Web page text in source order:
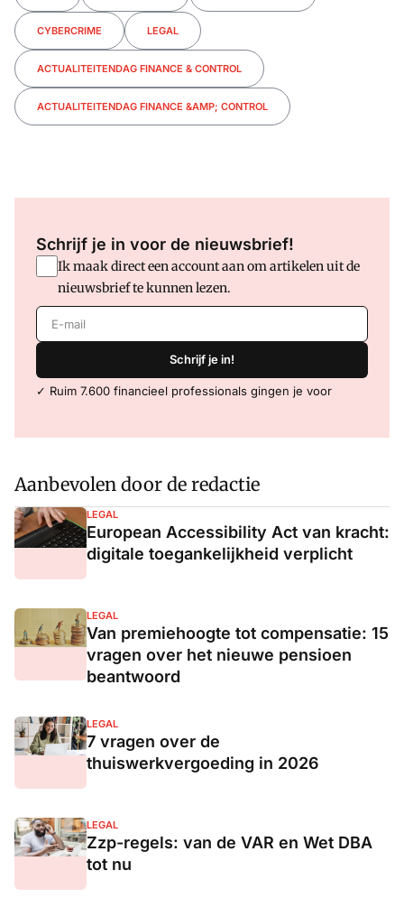
CYBERCRIME LEGAL
ACTUALITEITENDAG FINANCE & CONTROL
ACTUALITEITENDAG FINANCE &AMP; CONTROL
Schrijf je in voor de nieuwsbrief!
Ik maak direct een account aan om artikelen uit de
nieuwsbrief te kunnen lezen.
E-mail
Schrijf je in!
✓ Ruim 7.600 financieel professionals gingen je voor
Aanbevolen door de redactie
LEGAL
European Accessibility Act van kracht:
digitale toegankelijkheid verplicht
LEGAL
Van premiehoogte tot compensatie: 15
vragen over het nieuwe pensioen
beantwoord
LEGAL
7 vragen over de
thuiswerkvergoeding in 2026
LEGAL
Zzp-regels: van de VAR en Wet DBA
tot nu